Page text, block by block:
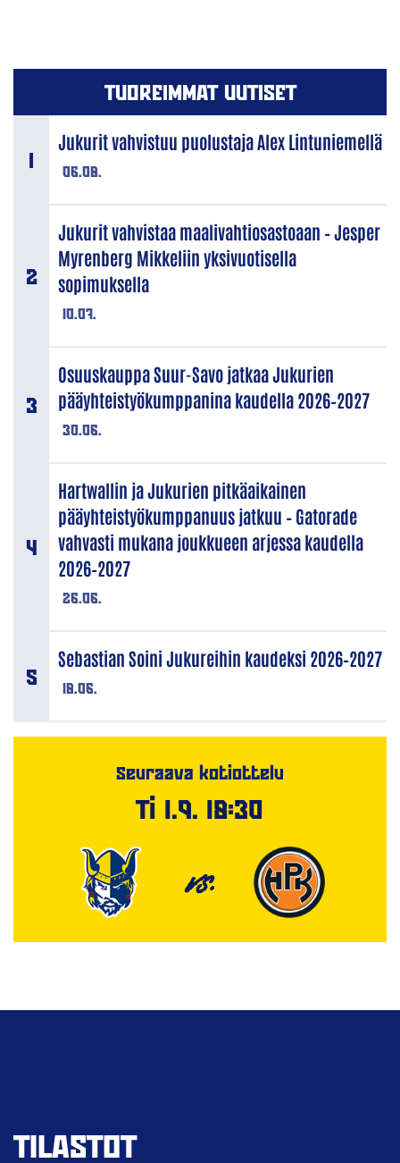
TUOREIMMAT UUTISET
06.08.
Jukurit vahvistuu puolustaja Alex Lintuniemellä
10.07.
Jukurit vahvistaa maalivahtiosastoaan – Jesper
Myrenberg Mikkeliin yksivuotisella
sopimuksella
30.06.
Osuuskauppa Suur-Savo jatkaa Jukurien
pääyhteistyökumppanina kaudella 2026–2027
26.06.
Hartwallin ja Jukurien pitkäaikainen
pääyhteistyökumppanuus jatkuu – Gatorade
vahvasti mukana joukkueen arjessa kaudella
2026–2027
18.06.
Sebastian Soini Jukureihin kaudeksi 2026–2027
Seuraava kotiottelu
Ti 1.9. 18:30
VS.
TILASTOT